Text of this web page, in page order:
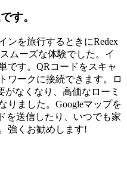
す。
ンを旅行するときにRedex
ムーズな体験でした。イ
です。QRコードをスキャ
ワークに接続できます。ロ
なくなり、高価なローミ
りました。Googleマップを
を送信したり、いつでも家
強くお勧めします!